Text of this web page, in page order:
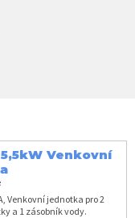
Venkovní
Venkovní jednotka pro 2
a 1 zásobník vody.